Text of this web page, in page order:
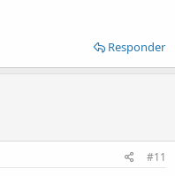
Responder
#11